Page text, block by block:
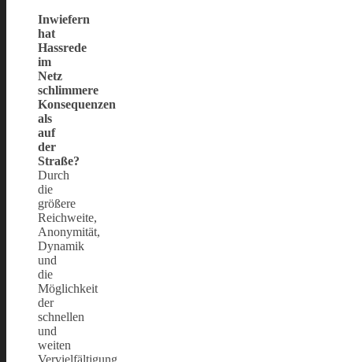
Inwiefern
hat
Hassrede
im
Netz
schlimmere
Konsequenzen
als
auf
der
Straße?
Durch
die
größere
Reichweite,
Anonymität,
Dynamik
und
die
Möglichkeit
der
schnellen
und
weiten
Vervielfältigung